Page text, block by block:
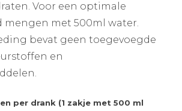
Voor een optimale
mengen met 500ml water.
bevat geen toegevoegde
en
per drank (1 zakje met 500 ml